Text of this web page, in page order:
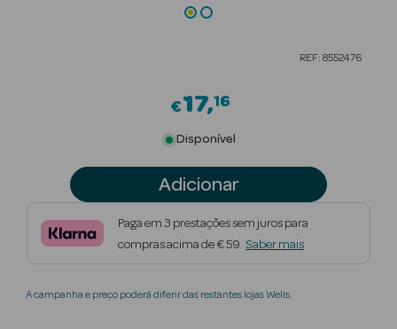
Beauty Season
Beauty Season
REF: 8552476
€17 16
Disponível
Adicionar
Paga em 3 prestações sem juros para
compras acima de € 59. Saber mais
A campanha e preço poderá diferir das restantes lojas Wells.